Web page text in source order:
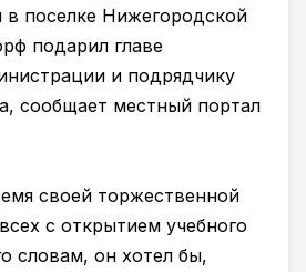
поселке Нижегородской
подарил главе
и подрядчику
сообщает местный портал
своей торжественной
с открытием учебного
словам, он хотел бы,